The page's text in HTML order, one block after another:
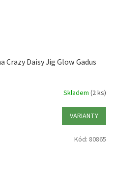
Crazy Daisy Jig Glow Gadus
Skladem (2 ks)
VARIANTY
Kód: 80865